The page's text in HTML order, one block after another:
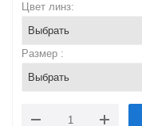
Цвет линз:
Выбрать
Размер :
Выбрать